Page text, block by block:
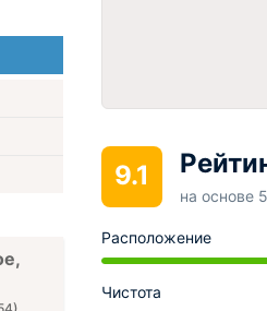
9.1
на основе
Расположение
Чистота